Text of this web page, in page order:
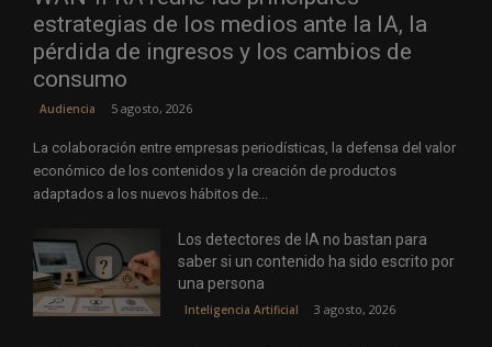
estrategias de los medios ante la IA, la
pérdida de ingresos y los cambios de
consumo
Audiencia 5 agosto, 2026
La colaboración entre empresas periodísticas, la defensa del valor
económico de los contenidos y la creación de productos
adaptados a los nuevos hábitos de...
Los detectores de IA no bastan para
saber si un contenido ha sido escrito por
una persona
Inteligencia Artificial 3 agosto, 2026